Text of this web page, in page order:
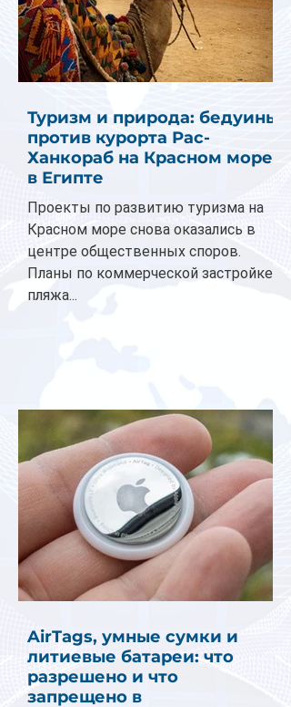
Туризм и природа: бедуины
против курорта Рас-
Ханкораб на Красном море
в Египте
Проекты по развитию туризма на
Красном море снова оказались в
центре общественных споров.
Планы по коммерческой застройке
пляжа...
AirTags, умные сумки и
литиевые батареи: что
разрешено и что
запрещено в